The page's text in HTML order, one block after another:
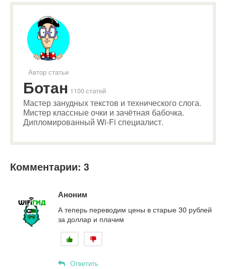
Автор статьи
Ботан 1100 статей
Мастер занудных текстов и технического слога.
Мистер классные очки и зачётная бабочка.
Дипломированный Wi-Fi специалист.
Комментарии: 3
Аноним
А теперь переводим цены в старые 30 рублей
за доллар и плачим
Ответить